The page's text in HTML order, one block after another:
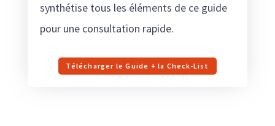
synthétise tous les éléments de ce guide
pour une consultation rapide.
Télécharger le Guide + la Check-List